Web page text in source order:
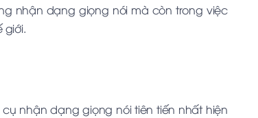
nhận dạng giọng nói mà còn trong việc
giới.
nhận dạng giọng nói tiên tiến nhất hiện